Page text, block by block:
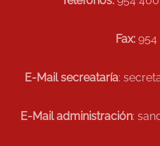
Fax: 954
E-Mail secreataría:
E-Mail administración: